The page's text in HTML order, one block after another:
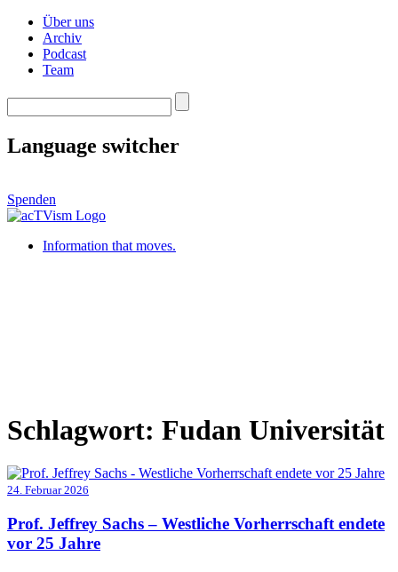
Über uns
Archiv
Podcast
Team
Language switcher
Spenden
Information that moves.
Schlagwort: Fudan Universität
24. Februar 2026
Prof. Jeffrey Sachs – Westliche Vorherrschaft endete
vor 25 Jahre